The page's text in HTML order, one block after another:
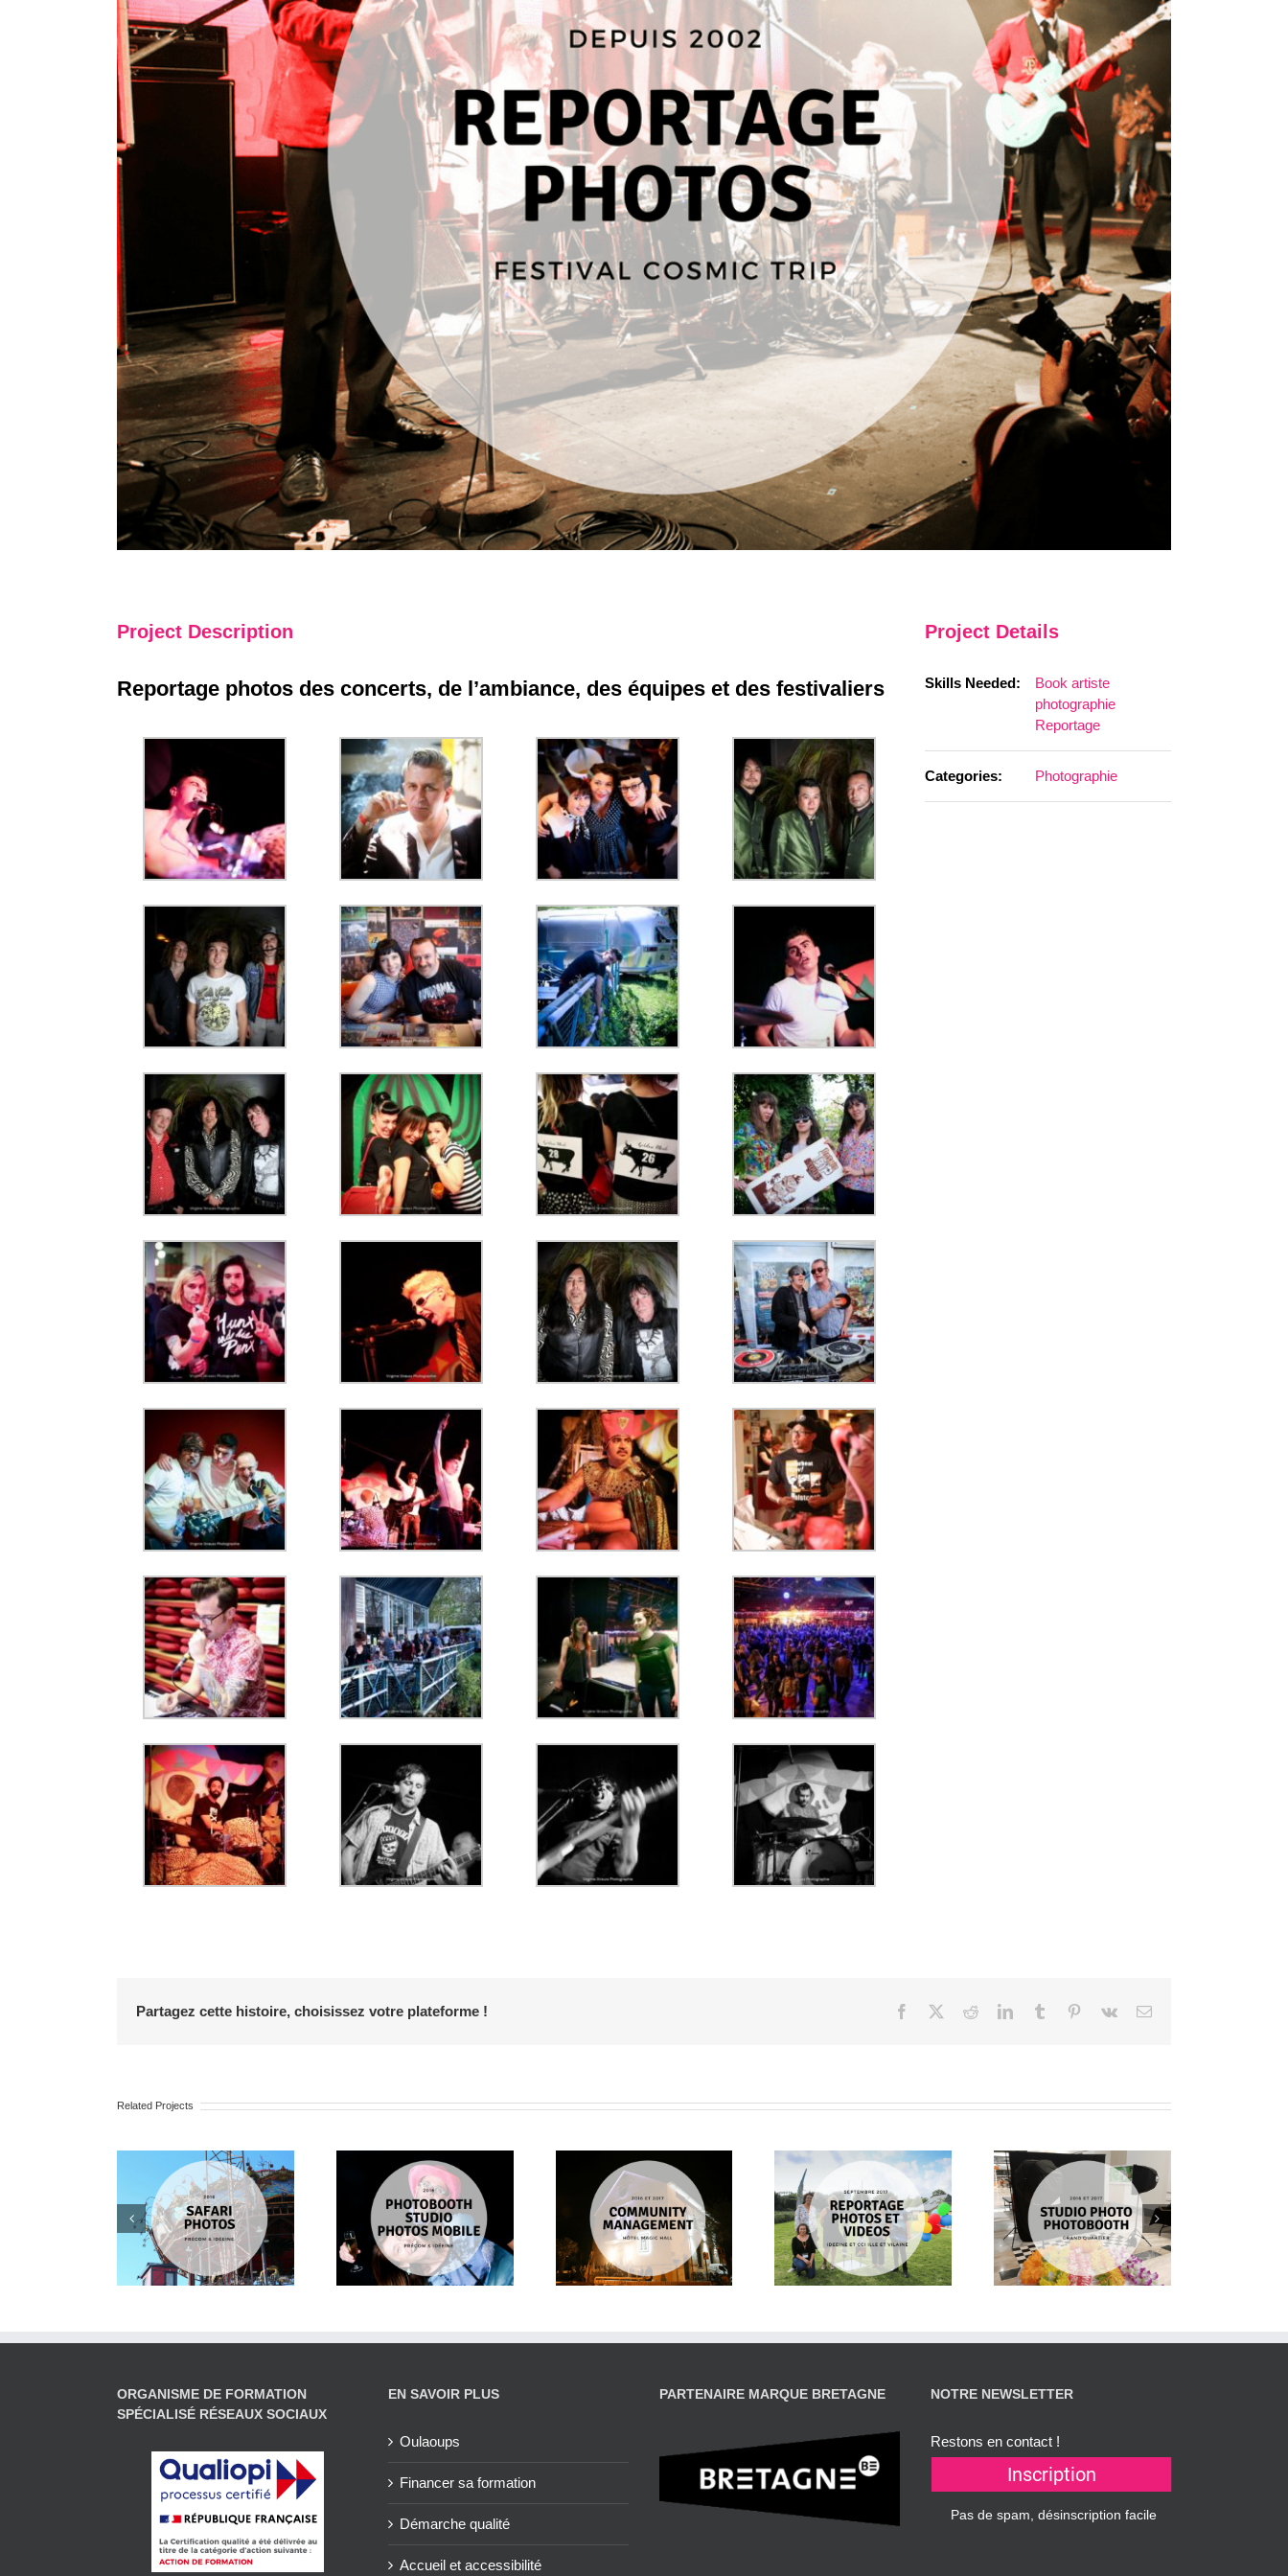
Project Description
Reportage photos des concerts, de l’ambiance, des équipes et des festivaliers
Project Details
Skills Needed:
Book artiste
photographie
Reportage
Categories: Photographie
Partagez cette histoire, choisissez votre plateforme ! Facebook RedditLinkedInTumblr Pinterest
Vk Email
Related Projects
Photobooth pour
séminaire
teambuilding de
Précom
Community
Management pour le
Magic Hall
Reportage photos et
interview vidéo
Photobooth pour
Grand Quartier
ORGANISME DE FORMATION
SPÉCIALISÉ RÉSEAUX SOCIAUX
EN SAVOIR PLUS
Oulaoups
Financer sa formation
Démarche qualité
Accueil et accessibilité
PARTENAIRE MARQUE BRETAGNE NOTRE NEWSLETTER
Restons en contact !